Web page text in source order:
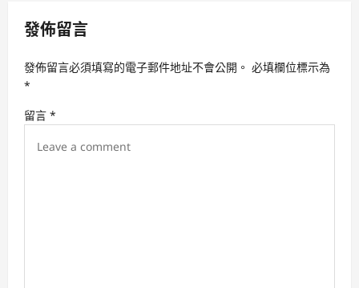
v
g
t
發佈留言
發佈留言必須填寫的電子郵件地址不會公開。 必填欄位標示為
*
留言 *